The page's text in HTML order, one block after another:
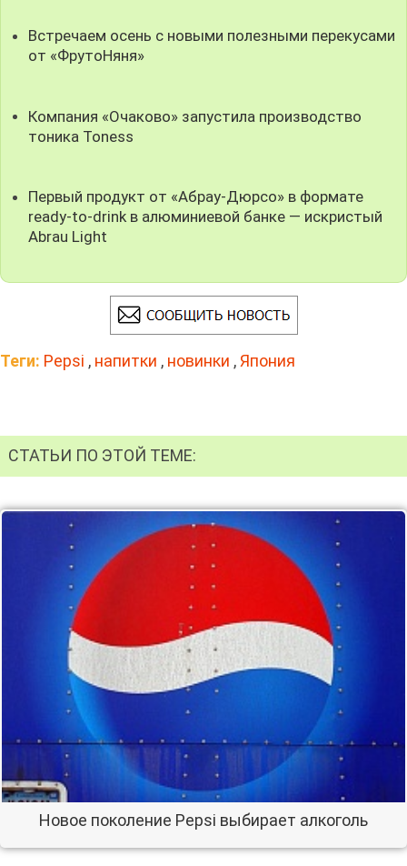
Встречаем осень с новыми полезными перекусами
от «ФрутоНяня»
Компания «Очаково» запустила производство
тоника Toness
Первый продукт от «Абрау-Дюрсо» в формате
ready-to-drink в алюминиевой банке — искристый
Abrau Light
Теги: Pepsi , напитки , новинки , Япония
СТАТЬИ ПО ЭТОЙ ТЕМЕ:
Новое поколение Pepsi выбирает алкоголь